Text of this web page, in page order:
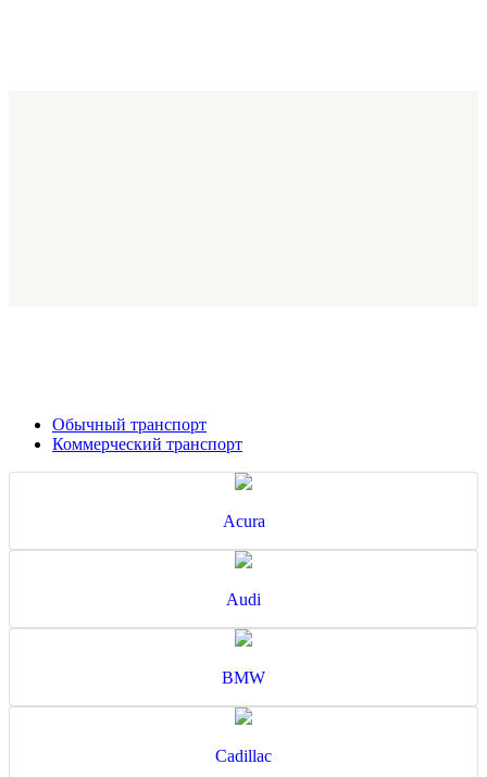
Обычный транспорт
Коммерческий транспорт
Acura
Audi
BMW
Cadillac